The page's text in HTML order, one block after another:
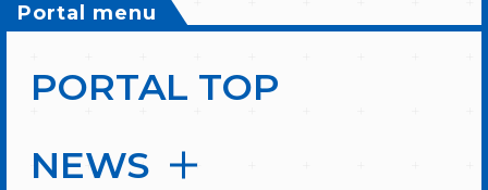
Portal menu
PORTAL TOP
NEWS